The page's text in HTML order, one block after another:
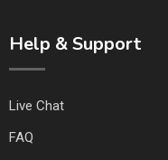
Help & Support
Live Chat
FAQ